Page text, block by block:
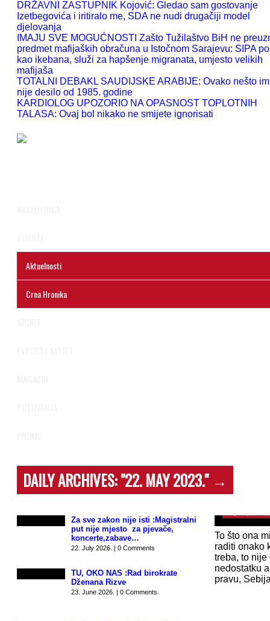
DRŽAVNI ZASTUPNIK Kojović: Gledao sam gostovanje
Izetbegovića i iritiralo me, SDA ne nudi drugačiji model
djelovanja
IMAJU SVE MOGUĆNOSTI Zašto Tužilaštvo BiH ne
predmet mafijaških obračuna u Istočnom Sarajevu: SIPA
kao ikebana, služi za hapšenje migranata, umjesto velikih
mafijaša
TOTALNI DEBAKL SAUDIJSKE ARABIJE: Ovako nešto
nije desilo od 1985. godine
KARDIOLOG UPOZORIO NA OPASNOST TOPLOTNIH
TALASA: Ovaj bol nikako ne smijete ignorisati
Aktuelnosti
Crna Hronika
DAILY ARCHIVES:"22. MAY 2023."→
Za sve zakon nije isti :Magistralni
put nije mjesto za pjevače,
koncerte,zabave…
22. July 2026. | 0 Comments
TU, OKO NAS :Rad birokrate
Dženana Rizve
23. June 2026. | 0 Comments
To što ona
raditi onako
treba, to
nedostatku
pravu,